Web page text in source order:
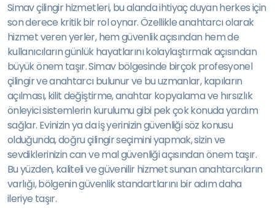
Simav çilingir hizmetleri, bu alanda ihtiyaç duyan herkes için
son derece kritik bir rol oynar. Özellikle anahtarcı olarak
hizmet veren yerler, hem güvenlik açısından hem de
kullanıcıların günlük hayatlarını kolaylaştırmak açısından
büyük önem taşır. Simav bölgesinde birçok profesyonel
çilingir ve anahtarcı bulunur ve bu uzmanlar, kapıların
açılması, kilit değiştirme, anahtar kopyalama ve hırsızlık
önleyici sistemlerin kurulumu gibi pek çok konuda yardım
sağlar. Evinizin ya da iş yerinizin güvenliği söz konusu
olduğunda, doğru çilingir seçimini yapmak, sizin ve
sevdiklerinizin can ve mal güvenliği açısından önem taşır.
Bu yüzden, kaliteli ve güvenilir hizmet sunan anahtarcıların
varlığı, bölgenin güvenlik standartlarını bir adım daha
ileriye taşır.